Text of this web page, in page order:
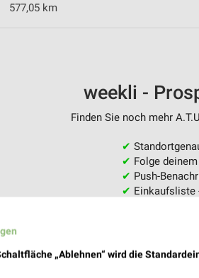
577,05 km
weekli -
Finden Sie noch mehr
✔
✔ Folge
✔ Push-
✔ Einkaufsliste
Nutze weekli auch mobil
„Ablehnen“ wird die